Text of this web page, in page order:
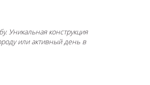
Уникальная конструкция
или активный день в